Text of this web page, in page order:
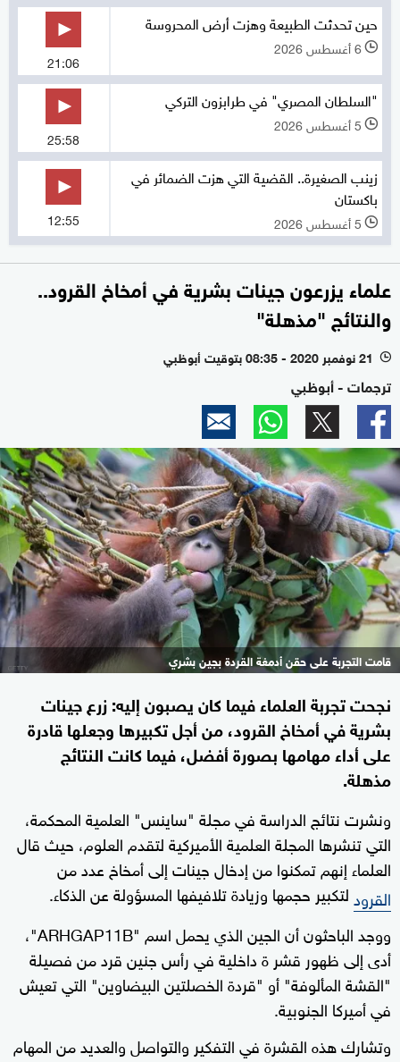
حين تحدثت الطبيعة وهزت أرض المحروسة
l 6 أغسطس 2026
21:06
"السلطان المصري" في طرابزون التركي
l 5 أغسطس 2026
25:58
زينب الصغيرة.. القضية التي هزت الضمائر في
باكستان
l 5 أغسطس 2026 12:55
علماء يزرعون جينات بشرية في أمخاخ القرود..
والنتائج "مذهلة"
l 21 نوفمبر 2020 - 08:35 بتوقيت أبوظبي
ترجمات - أبوظبي
قامت التجربة على حقن أدمغة القردة بجين بشري
نجحت تجربة العلماء فيما كان يصبون إليه: زرع جينات
بشرية في أمخاخ القرود، من أجل تكبيرها وجعلها قادرة
على أداء مهامها بصورة أفضل، فيما كانت النتائج
مذهلة.
ونشرت نتائج الدراسة في مجلة "ساينس" العلمية المحكمة،
التي تنشرها المجلة العلمية الأميركية لتقدم العلوم، حيث قال
العلماء إنهم تمكنوا من إدخال جينات إلى أمخاخ عدد من
القرودلتكبير حجمها وزيادة تلافيفها المسؤولة عن الذكاء.
ووجد الباحثون أن الجين الذي يحمل اسم "ARHGAP11B"،
أدى إلى ظهور قشر ة داخلية في رأس جنين قرد من فصيلة
"القشة المألوفة" أو "قردة الخصلتين البيضاوين" التي تعيش
في أميركا الجنوبية.
وتشارك هذه القشرة في التفكير والتواصل والعديد من المهام